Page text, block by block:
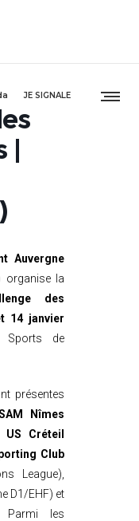
JE SIGNALE
|
Auvergne
organise la
des
14 janvier
de
présentes
Nîmes
US Créteil
Club
League),
D1/EHF) et
. Parmi les